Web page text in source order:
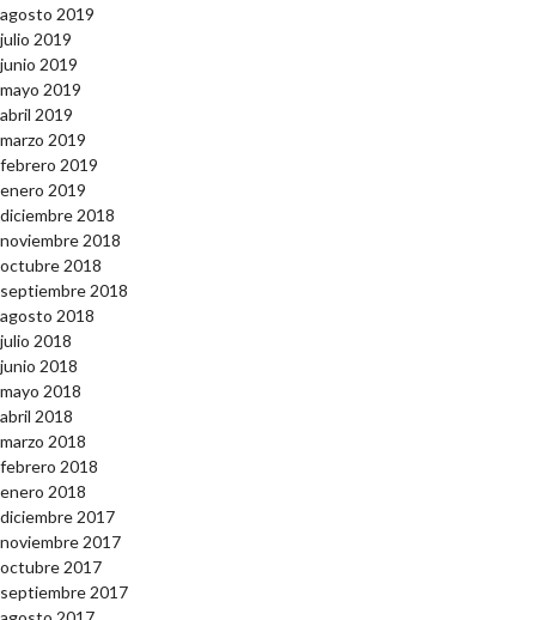
agosto 2019
julio 2019
junio 2019
mayo 2019
abril 2019
marzo 2019
febrero 2019
enero 2019
diciembre 2018
noviembre 2018
octubre 2018
septiembre 2018
agosto 2018
julio 2018
junio 2018
mayo 2018
abril 2018
marzo 2018
febrero 2018
enero 2018
diciembre 2017
noviembre 2017
octubre 2017
septiembre 2017